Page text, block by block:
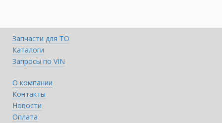
Запчасти для ТО
Каталоги
Запросы по VIN
О компании
Контакты
Новости
Оплата